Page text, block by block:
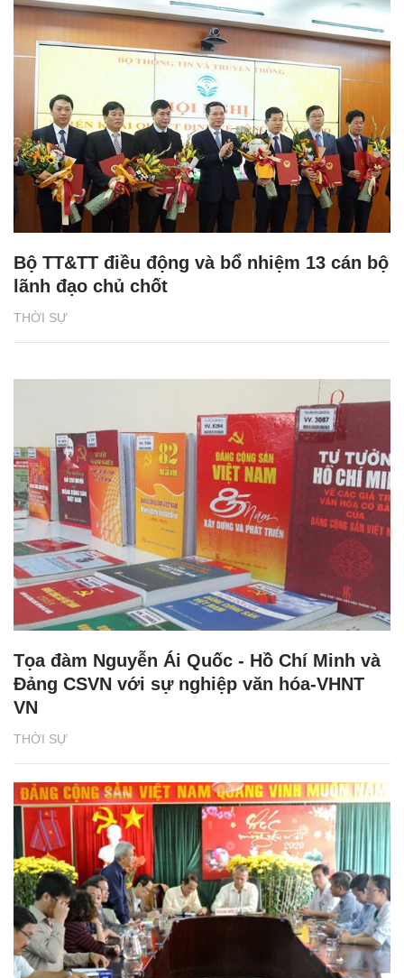
THỜI SỰ
Bộ TT&TT điều động và bổ nhiệm 13 cán bộ
lãnh đạo chủ chốt
THỜI SỰ
Tọa đàm Nguyễn Ái Quốc - Hồ Chí Minh và
Đảng CSVN với sự nghiệp văn hóa-VHNT
VN